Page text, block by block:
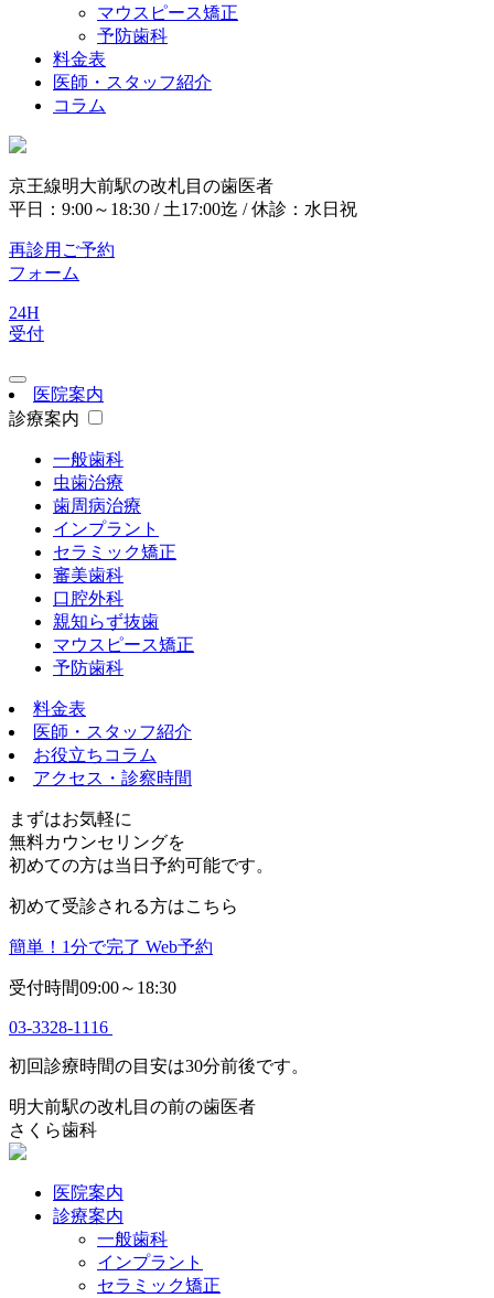
マウスピース矯正
予防歯科
料金表
医師・スタッフ紹介
コラム
京王線明大前駅の改札目の歯医者
平日：9:00～18:30 / 土17:00迄 / 休診：水日祝
再診用ご予約
フォーム
24H
受付
医院案内
診療案内
一般歯科
虫歯治療
歯周病治療
インプラント
セラミック矯正
審美歯科
口腔外科
親知らず抜歯
マウスピース矯正
予防歯科
料金表
医師・スタッフ紹介
お役立ちコラム
アクセス・診察時間
まずはお気軽に
無料カウンセリングを
初めての方は当日予約可能です。
初めて受診される方はこちら
簡単！1分で完了 Web予約
受付時間09:00～18:30
03-3328-1116
初回診療時間の目安は30分前後です。
明大前駅の改札目の前の歯医者
さくら歯科
医院案内
診療案内
一般歯科
インプラント
セラミック矯正